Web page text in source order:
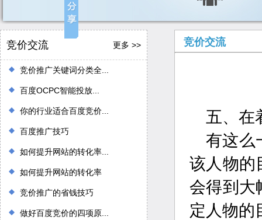
竞价交流 更多 >>
竞价推广关键词分类全...
百度OCPC智能投放...
你的行业适合百度竞价...
百度推广技巧
如何提升网站的转化率...
如何提升网站的转化率
竞价推广的省钱技巧
做好百度竞价的四项原...
竞价交流
五、在
有这么
该人物的
会得到大
定人物的